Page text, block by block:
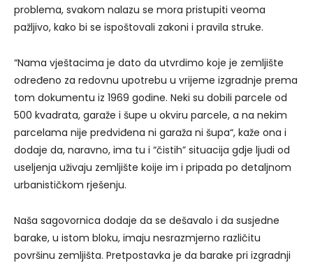
problema, svakom nalazu se mora pristupiti veoma
pažljivo, kako bi se ispoštovali zakoni i pravila struke.
“Nama vještacima je dato da utvrdimo koje je zemljište
određeno za redovnu upotrebu u vrijeme izgradnje prema
tom dokumentu iz 1969 godine. Neki su dobili parcele od
500 kvadrata, garaže i šupe u okviru parcele, a na nekim
parcelama nije predviđena ni garaža ni šupa“, kaže ona i
dodaje da, naravno, ima tu i “čistih” situacija gdje ljudi od
useljenja uživaju zemljište koije im i pripada po detaljnom
urbanističkom rješenju.
Naša sagovornica dodaje da se dešavalo i da susjedne
barake, u istom bloku, imaju nesrazmjerno različitu
površinu zemljišta. Pretpostavka je da barake pri izgradnji